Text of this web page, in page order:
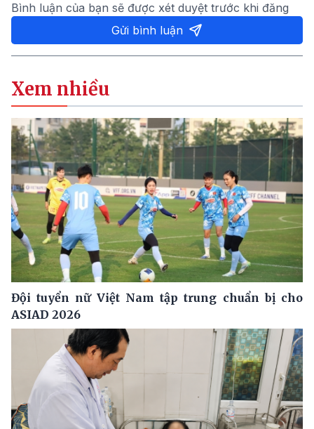
Bình luận của bạn sẽ được xét duyệt trước khi đăng
Gửi bình luận
Xem nhiều
Đội tuyển nữ Việt Nam tập trung chuẩn bị cho
ASIAD 2026